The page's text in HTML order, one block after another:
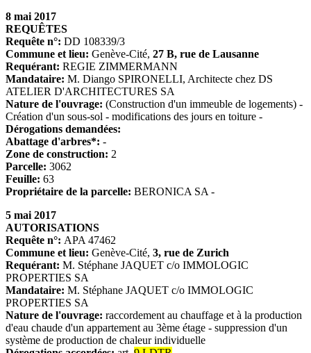
8 mai 2017
REQUÊTES
Requête n°: DD 108339/3
Commune et lieu: Genève-Cité, 27 B, rue de Lausanne
Requérant: REGIE ZIMMERMANN
Mandataire: M. Diango SPIRONELLI, Architecte chez DS
ATELIER D'ARCHITECTURES SA
Nature de l'ouvrage: (Construction d'un immeuble de logements) -
Création d'un sous-sol - modifications des jours en toiture -
Dérogations demandées:
Abattage d'arbres*: -
Zone de construction: 2
Parcelle: 3062
Feuille: 63
Propriétaire de la parcelle: BERONICA SA -
5 mai 2017
AUTORISATIONS
Requête n°: APA 47462
Commune et lieu: Genève-Cité, 3, rue de Zurich
Requérant: M. Stéphane JAQUET c/o IMMOLOGIC
PROPERTIES SA
Mandataire: M. Stéphane JAQUET c/o IMMOLOGIC
PROPERTIES SA
Nature de l'ouvrage: raccordement au chauffage et à la production
d'eau chaude d'un appartement au 3ème étage - suppression d'un
système de production de chaleur individuelle